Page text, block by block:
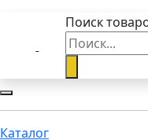
Поиск
Каталог